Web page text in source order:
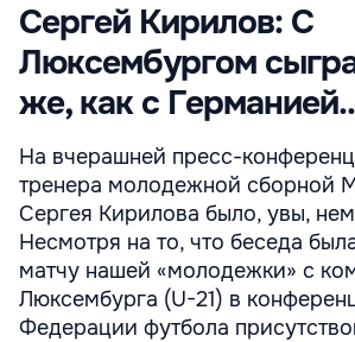
Сергей Кирилов: С
Люксембургом
же, как с
На вчерашней пресс-
тренера молодежной сборной
Сергея Кирилова было, увы,
Несмотря на то, что беседа
матчу нашей «молодежки» с
Люксембурга (U-21) в
Федерации футбола